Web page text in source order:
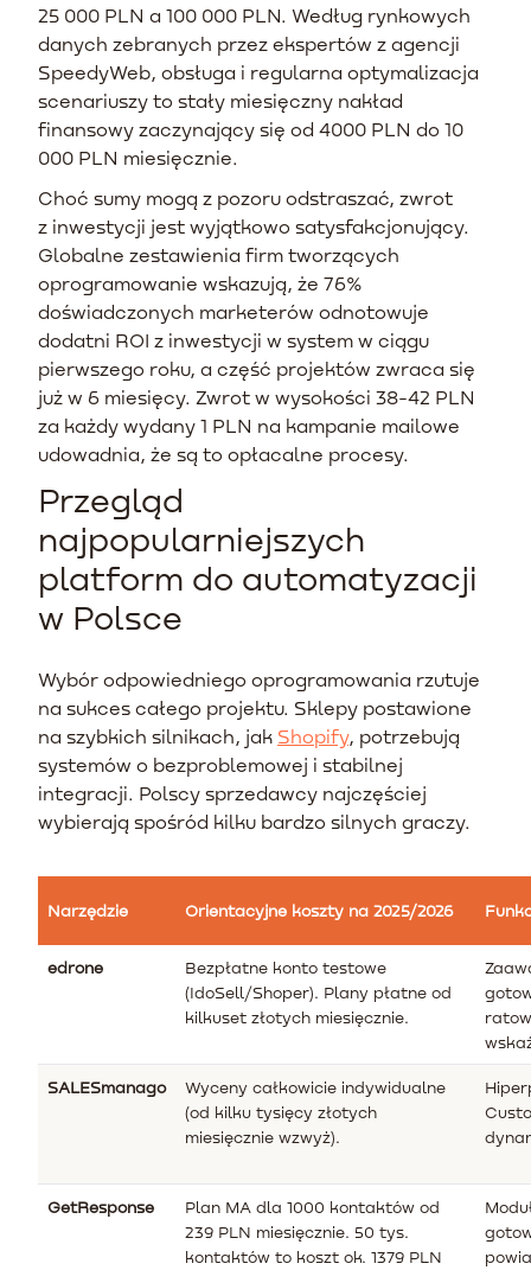
25 000 PLN a 100 000 PLN. Według rynkowych
danych zebranych przez ekspertów z agencji
SpeedyWeb, obsługa i regularna optymalizacja
scenariuszy to stały miesięczny nakład
finansowy zaczynający się od 4000 PLN do 10
000 PLN miesięcznie.
Choć sumy mogą z pozoru odstraszać, zwrot
z inwestycji jest wyjątkowo satysfakcjonujący.
Globalne zestawienia firm tworzących
oprogramowanie wskazują, że 76%
doświadczonych marketerów odnotowuje
dodatni ROI z inwestycji w system w ciągu
pierwszego roku, a część projektów zwraca się
już w 6 miesięcy. Zwrot w wysokości 38-42 PLN
za każdy wydany 1 PLN na kampanie mailowe
udowadnia, że są to opłacalne procesy.
Przegląd
najpopularniejszych
platform do automatyzacji
w Polsce
Wybór odpowiedniego oprogramowania rzutuje
na sukces całego projektu. Sklepy postawione
na szybkich silnikach, jak Shopify, potrzebują
systemów o bezproblemowej i stabilnej
integracji. Polscy sprzedawcy najczęściej
wybierają spośród kilku bardzo silnych graczy.
Narzędzie Orientacyjne koszty na 2025/2026
edrone
Bezpłatne konto testowe
(IdoSell/Shoper). Plany płatne od
kilkuset złotych miesięcznie.
SALESmanago
Wyceny całkowicie indywidualne
(od kilku tysięcy złotych
miesięcznie wzwyż).
GetResponse
Plan MA dla 1000 kontaktów od
239 PLN miesięcznie. 50 tys.
kontaktów to koszt ok. 1379 PLN